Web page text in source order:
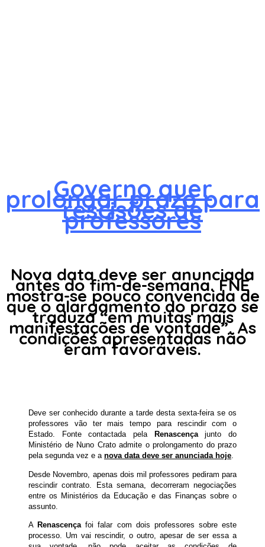
Governo quer
prolongar prazo para
rescisões de
professores
Nova data deve ser anunciada
antes do fim-de-semana. FNE
mostra-se pouco convencida de
que o alargamento do prazo se
traduza “em muitas mais
manifestações de vontade”. As
condições apresentadas não
eram favoráveis.
Deve ser conhecido durante a tarde desta sexta-feira se os
professores vão ter mais tempo para rescindir com o
Estado. Fonte contactada pela
Renascençajunto do
Ministério de Nuno Crato admite o prolongamento do prazo
pela segunda vez e a nova data deve ser anunciada hoje.
Desde Novembro, apenas dois mil professores pediram para
rescindir contrato. Esta semana, decorreram negociações
entre os Ministérios da Educação e das Finanças sobre o
assunto.
A Renascençafoi falar com dois professores sobre este
processo. Um vai rescindir, o outro, apesar de ser essa a